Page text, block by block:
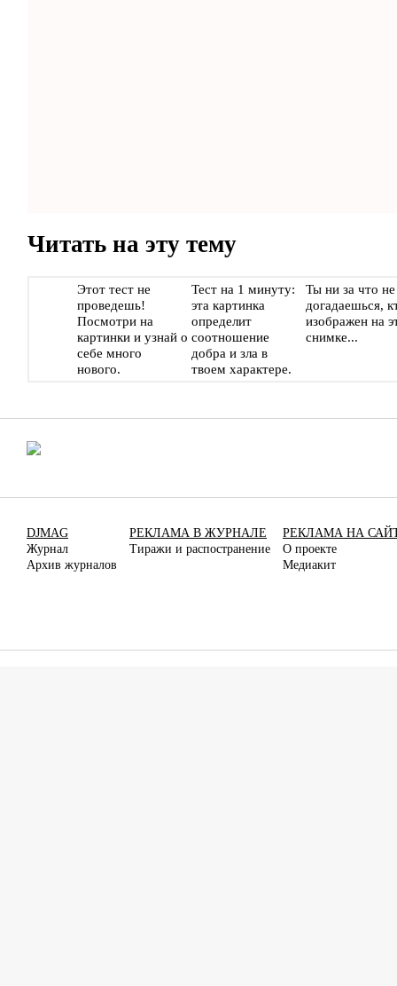
Читать на эту тему
Этот тест не
проведешь!
Посмотри на
картинки и узнай о
себе много
нового.
Тест на 1 минуту:
эта картинка
определит
соотношение
добра и зла в
твоем характере.
Ты ни за что не
догадаешься,
изображен на
снимке...
DJMAG
Журнал
Архив журналов
РЕКЛАМА В ЖУРНАЛЕ
Тиражи и распостранение
РЕКЛАМА НА
О проекте
Медиакит